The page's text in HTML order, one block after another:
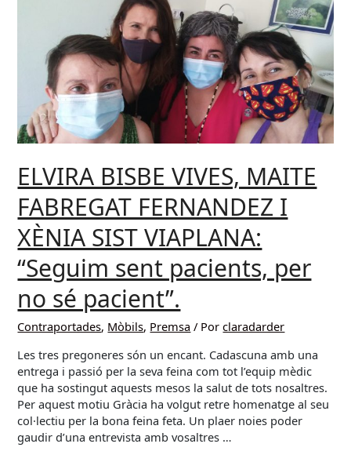
ELVIRA BISBE VIVES, MAITE
FABREGAT FERNANDEZ I
XÈNIA SIST VIAPLANA:
“Seguim sent pacients, per
no sé pacient”.
Contraportades, Mòbils, Premsa / Porclaradarder
Les tres pregoneres són un encant. Cadascuna amb una
entrega i passió per la seva feina com tot l’equip mèdic
que ha sostingut aquests mesos la salut de tots nosaltres.
Per aquest motiu Gràcia ha volgut retre homenatge al seu
col·lectiu per la bona feina feta. Un plaer noies poder
gaudir d’una entrevista amb vosaltres …